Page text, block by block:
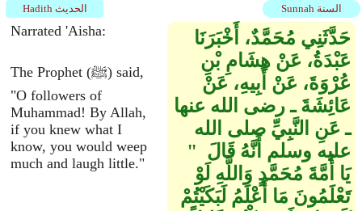
Sunnah السنة Hadith الحديث
Narrated 'Aisha:
The Prophet (ﷺ) said,
"O followers of
Muhammad! By Allah,
if you knew what I
know, you would weep
much and laugh little."
حَدَّثَنِي مُحَمَّدٌ، أَخْبَرَنَا
عَبْدَةُ، عَنْ هِشَامِ بْنِ
عُرْوَةَ، عَنْ أَبِيهِ، عَنْ
عَائِشَةَ ـ رضى الله عنها
ـ عَنِ النَّبِيِّ صلى الله
عليه وسلم أَنَّهُ قَالَ ‏ "‏
يَا أُمَّةَ مُحَمَّدٍ وَاللَّهِ لَوْ
تَعْلَمُونَ مَا أَعْلَمُ لَبَكَيْتُمْ